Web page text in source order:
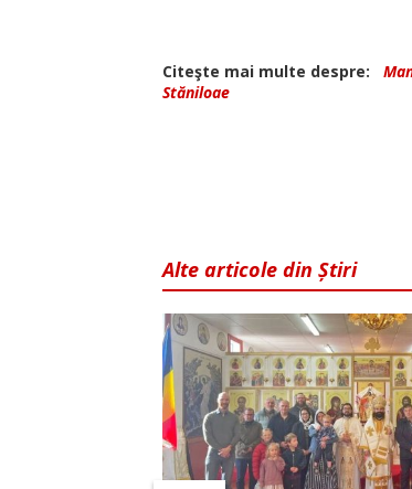
Citeşte mai multe despre:
Stăniloae
Alte articole din Știri